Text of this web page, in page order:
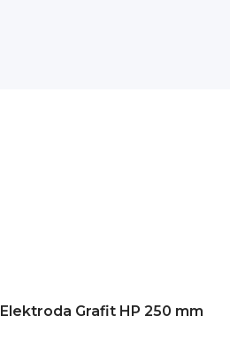
Elektroda Grafit HP 250 mm